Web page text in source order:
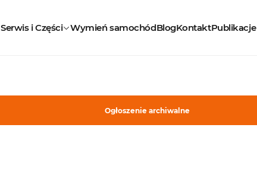
Serwis i Części Wymień samochódBlogKontaktPublikacje
Ogłoszenie archiwalne